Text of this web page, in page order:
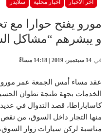
آخر الأخبار أخبار محلية سلايدر
مورو يفتح حوارا مع
و يبشرهم “مشاكل
في 14 سبتمبر، 2019 | 14:18 مساءً
عقد مساء أمس الجمعة عمر مورو
الخدمات بجهة طنجة تطوان
كاساباراطا، قصد التدوال في
منها التجار داخل السوق، من نقص
مناسبة لركن سيارات زوار